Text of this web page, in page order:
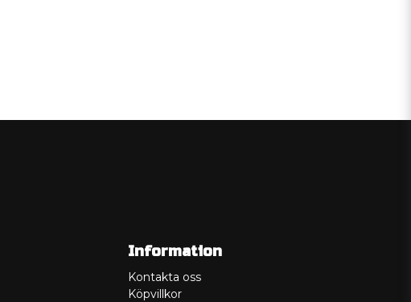
Information
Kontakta oss
Köpvillkor